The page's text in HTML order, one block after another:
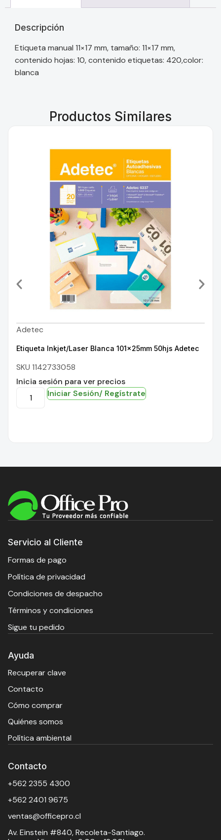
Descripción
Etiqueta manual 11×17 mm, tamaño: 11×17 mm,
contenido hojas: 10, contenido etiquetas: 420,color:
blanca
Productos Similares
Adetec
Etiqueta Inkjet/Laser Blanca 101x25mm 50hjs Adetec
SKU 1142733058
Inicia sesión para ver precios
Iniciar Sesión/ Regístrate
Servicio al Cliente
Formas de pago
Política de privacidad
Condiciones de despacho
Términos y condiciones
Sigue tu pedido
Ayuda
Recuperar clave
Contacto
Cómo comprar
Quiénes somos
Política ambiental
Contacto
+562 2355 4300
+562 2401 9675
ventas@officepro.cl
Av. Einstein #840, Recoleta-Santiago.